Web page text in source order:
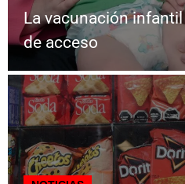
La vacunación
de acceso